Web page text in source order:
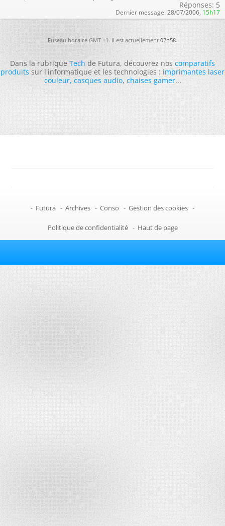
Réponses: 5
Dernier message: 28/07/2006, 15h17
Fuseau horaire GMT +1. Il est actuellement02h58.
Dans la rubriqueTechde Futura, découvrez noscomparatifs
produitssur l'informatique et les technologies :imprimantes laser
couleur,casques audio,chaises gamer...
- Futura - Archives - Conso - Gestion des cookies -
Politique de confidentialité - Haut de page